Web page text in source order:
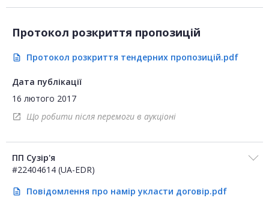
Протокол розкриття пропозицій
description Протокол розкриття тендерних пропозицій.pdf
Дата публікації
16 лютого 2017
open_in_new Що робити після перемоги в аукціоні
ПП Сузір'я
#22404614 (UA-EDR)
description
Повідомлення про намір укласти договір.pdf